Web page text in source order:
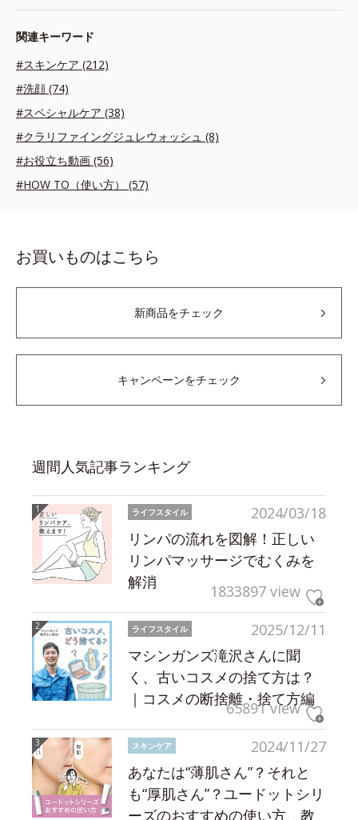
関連キーワード
#スキンケア (212)
#洗顔 (74)
#スペシャルケア (38)
#クラリファイングジュレウォッシュ (8)
#お役立ち動画 (56)
#HOW TO（使い方） (57)
お買いものはこちら
新商品をチェック
キャンペーンをチェック
週間人気記事ランキング
2024/03/18
ライフスタイル
リンパの流れを図解！正しい
リンパマッサージでむくみを
解消
1833897 view
2025/12/11
ライフスタイル
マシンガンズ滝沢さんに聞
く、古いコスメの捨て方は？
｜コスメの断捨離・捨て方編
65891 view
2024/11/27
スキンケア
あなたは“薄肌さん”？それと
も“厚肌さん”？ユードットシリ
ーズのおすすめの使い方、教